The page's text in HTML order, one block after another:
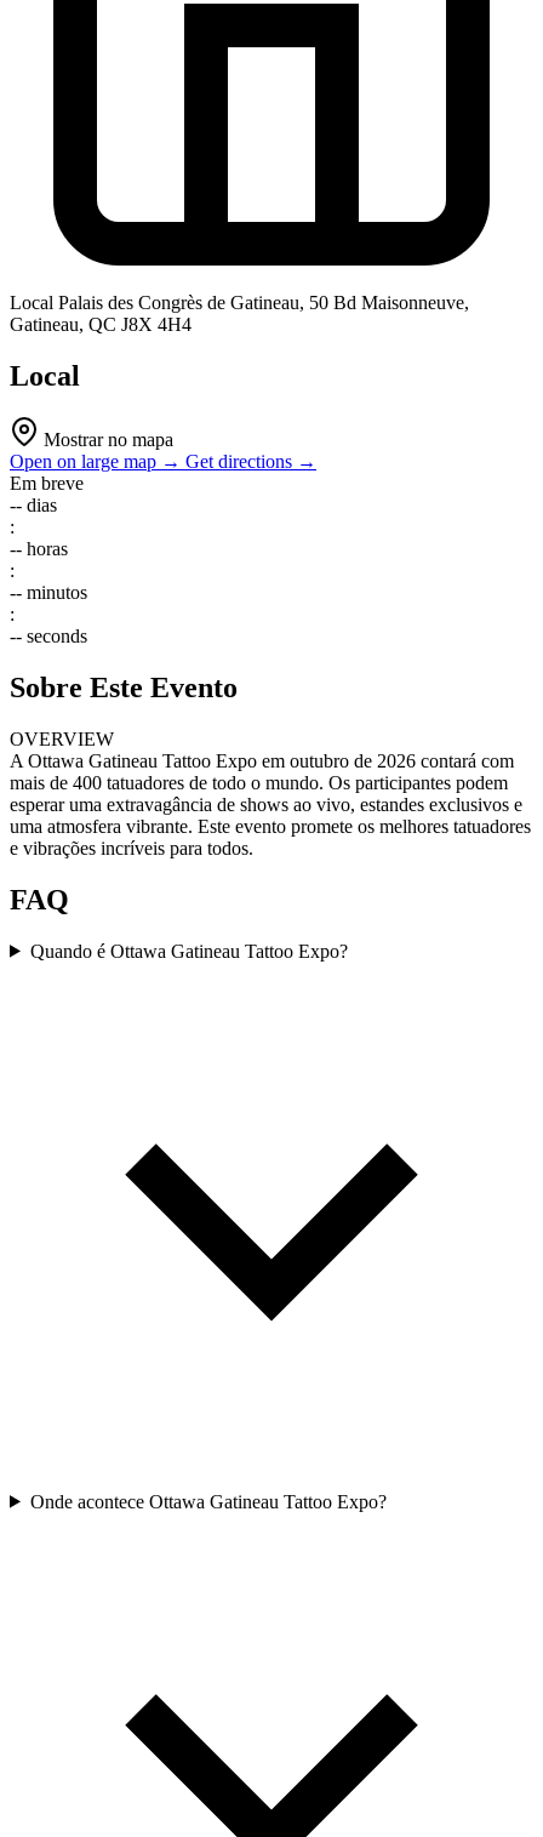
Local Palais des Congrès de Gatineau, 50 Bd Maisonneuve,
Gatineau, QC J8X 4H4
Local
Mostrar no mapa
Open on large map → Get directions →
Em breve
-- dias
:
-- horas
:
-- minutos
:
-- seconds
Sobre Este Evento
OVERVIEW
A Ottawa Gatineau Tattoo Expo em outubro de 2026 contará com
mais de 400 tatuadores de todo o mundo. Os participantes podem
esperar uma extravagância de shows ao vivo, estandes exclusivos e
uma atmosfera vibrante. Este evento promete os melhores tatuadores
e vibrações incríveis para todos.
FAQ
Quando é Ottawa Gatineau Tattoo Expo?
Onde acontece Ottawa Gatineau Tattoo Expo?